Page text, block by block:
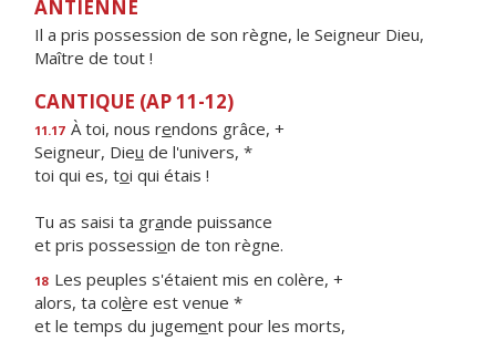
ANTIENNE
Il a pris possession de son règne, le Seigneur Dieu,
Maître de tout !
CANTIQUE (AP 11-12)
11.17 À toi, nous rendons grâce, +
Seigneur, Dieu de l'univers, *
toi qui es, toi qui étais !
Tu as saisi ta grande puissance
et pris possession de ton règne.
18 Les peuples s'étaient mis en colère, +
alors, ta colère est venue *
et le temps du jugement pour les morts,